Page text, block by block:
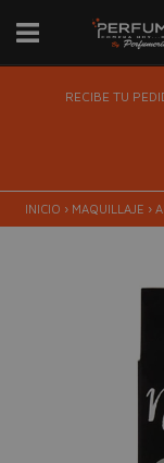
RECIBE TU
INICIO › MAQUILLAJE ›